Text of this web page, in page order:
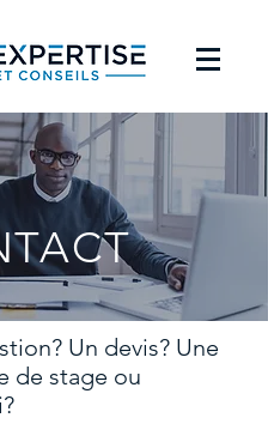
Un devis? Une
de stage ou